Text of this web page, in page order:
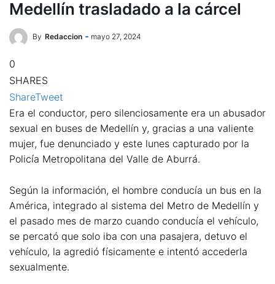
Medellín trasladado a la cárcel
By Redaccion mayo 27, 2024
0
SHARES
ShareTweet
Era el conductor, pero silenciosamente era un abusador
sexual en buses de Medellín y, gracias a una valiente
mujer, fue denunciado y este lunes capturado por la
Policía Metropolitana del Valle de Aburrá.
Según la información, el hombre conducía un bus en la
América, integrado al sistema del Metro de Medellín y
el pasado mes de marzo cuando conducía el vehículo,
se percató que solo iba con una pasajera, detuvo el
vehículo, la agredió físicamente e intentó accederla
sexualmente.